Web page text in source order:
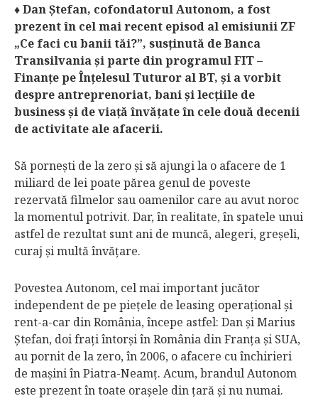
♦Dan Ştefan, cofondatorul Autonom, a fost
prezent în cel mai recent episod al emisiunii ZF
„Ce faci cu banii tăi?”, susţinută de Banca
Transilvania şi parte din programul FIT –
Finanţe pe Înţelesul Tuturor al BT, şi a vorbit
despre antreprenoriat, bani şi lecţiile de
business şi de viaţă învăţate în cele două decenii
de activitate ale afacerii.
Să porneşti de la zero şi să ajungi la o afacere de 1
miliard de lei poate părea genul de poveste
rezervată filmelor sau oamenilor care au avut noroc
la momentul potrivit. Dar, în realitate, în spatele unui
astfel de rezultat sunt ani de muncă, alegeri, greşeli,
curaj şi multă învăţare.
Povestea Autonom, cel mai important jucător
independent de pe pieţele de leasing operaţional şi
rent-a-car din România, începe astfel: Dan şi Marius
Ştefan, doi fraţi întorşi în România din Franţa şi SUA,
au pornit de la zero, în 2006, o afacere cu închirieri
de maşini în Piatra-Neamţ. Acum, brandul Autonom
este prezent în toate oraşele din ţară şi nu numai.